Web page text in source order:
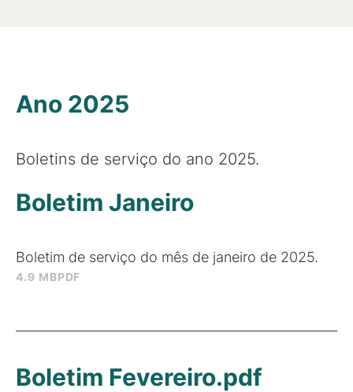
Ano 2025
Boletins de serviço do ano 2025.
4.9 MBPDF
Boletim Janeiro
Boletim de serviço do mês de janeiro de 2025.
Boletim Fevereiro.pdf